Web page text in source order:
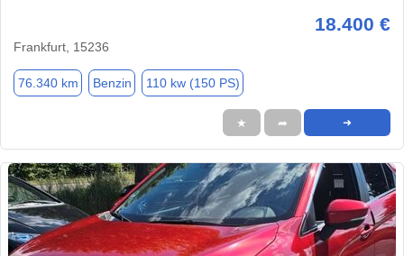
18.400 €
Frankfurt, 15236
76.340 km Benzin 110 kw (150 PS)
★ ➦ ➜